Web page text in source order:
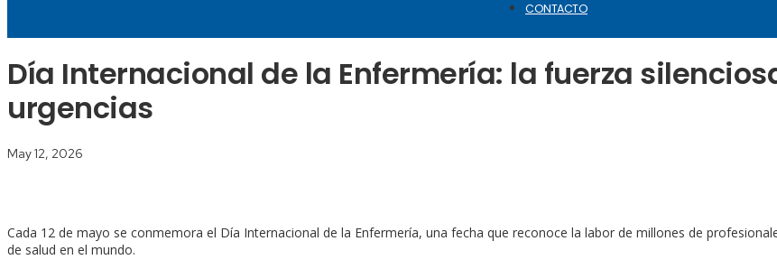
CONTACTO
Día Internacional de la Enfermería: la fuerza
urgencias
May 12, 2026
Cada 12 de mayo se conmemora el Día Internacional de la Enfermería, una fecha que reconoce la labor de millones de
de salud en el mundo.